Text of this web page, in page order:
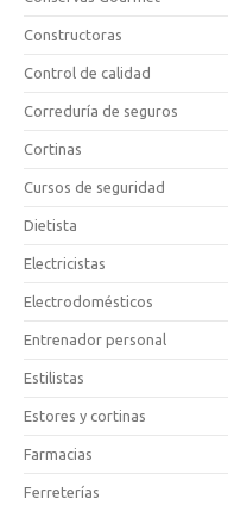
Constructoras
Control de calidad
Correduría de seguros
Cortinas
Cursos de seguridad
Dietista
Electricistas
Electrodomésticos
Entrenador personal
Estilistas
Estores y cortinas
Farmacias
Ferreterías